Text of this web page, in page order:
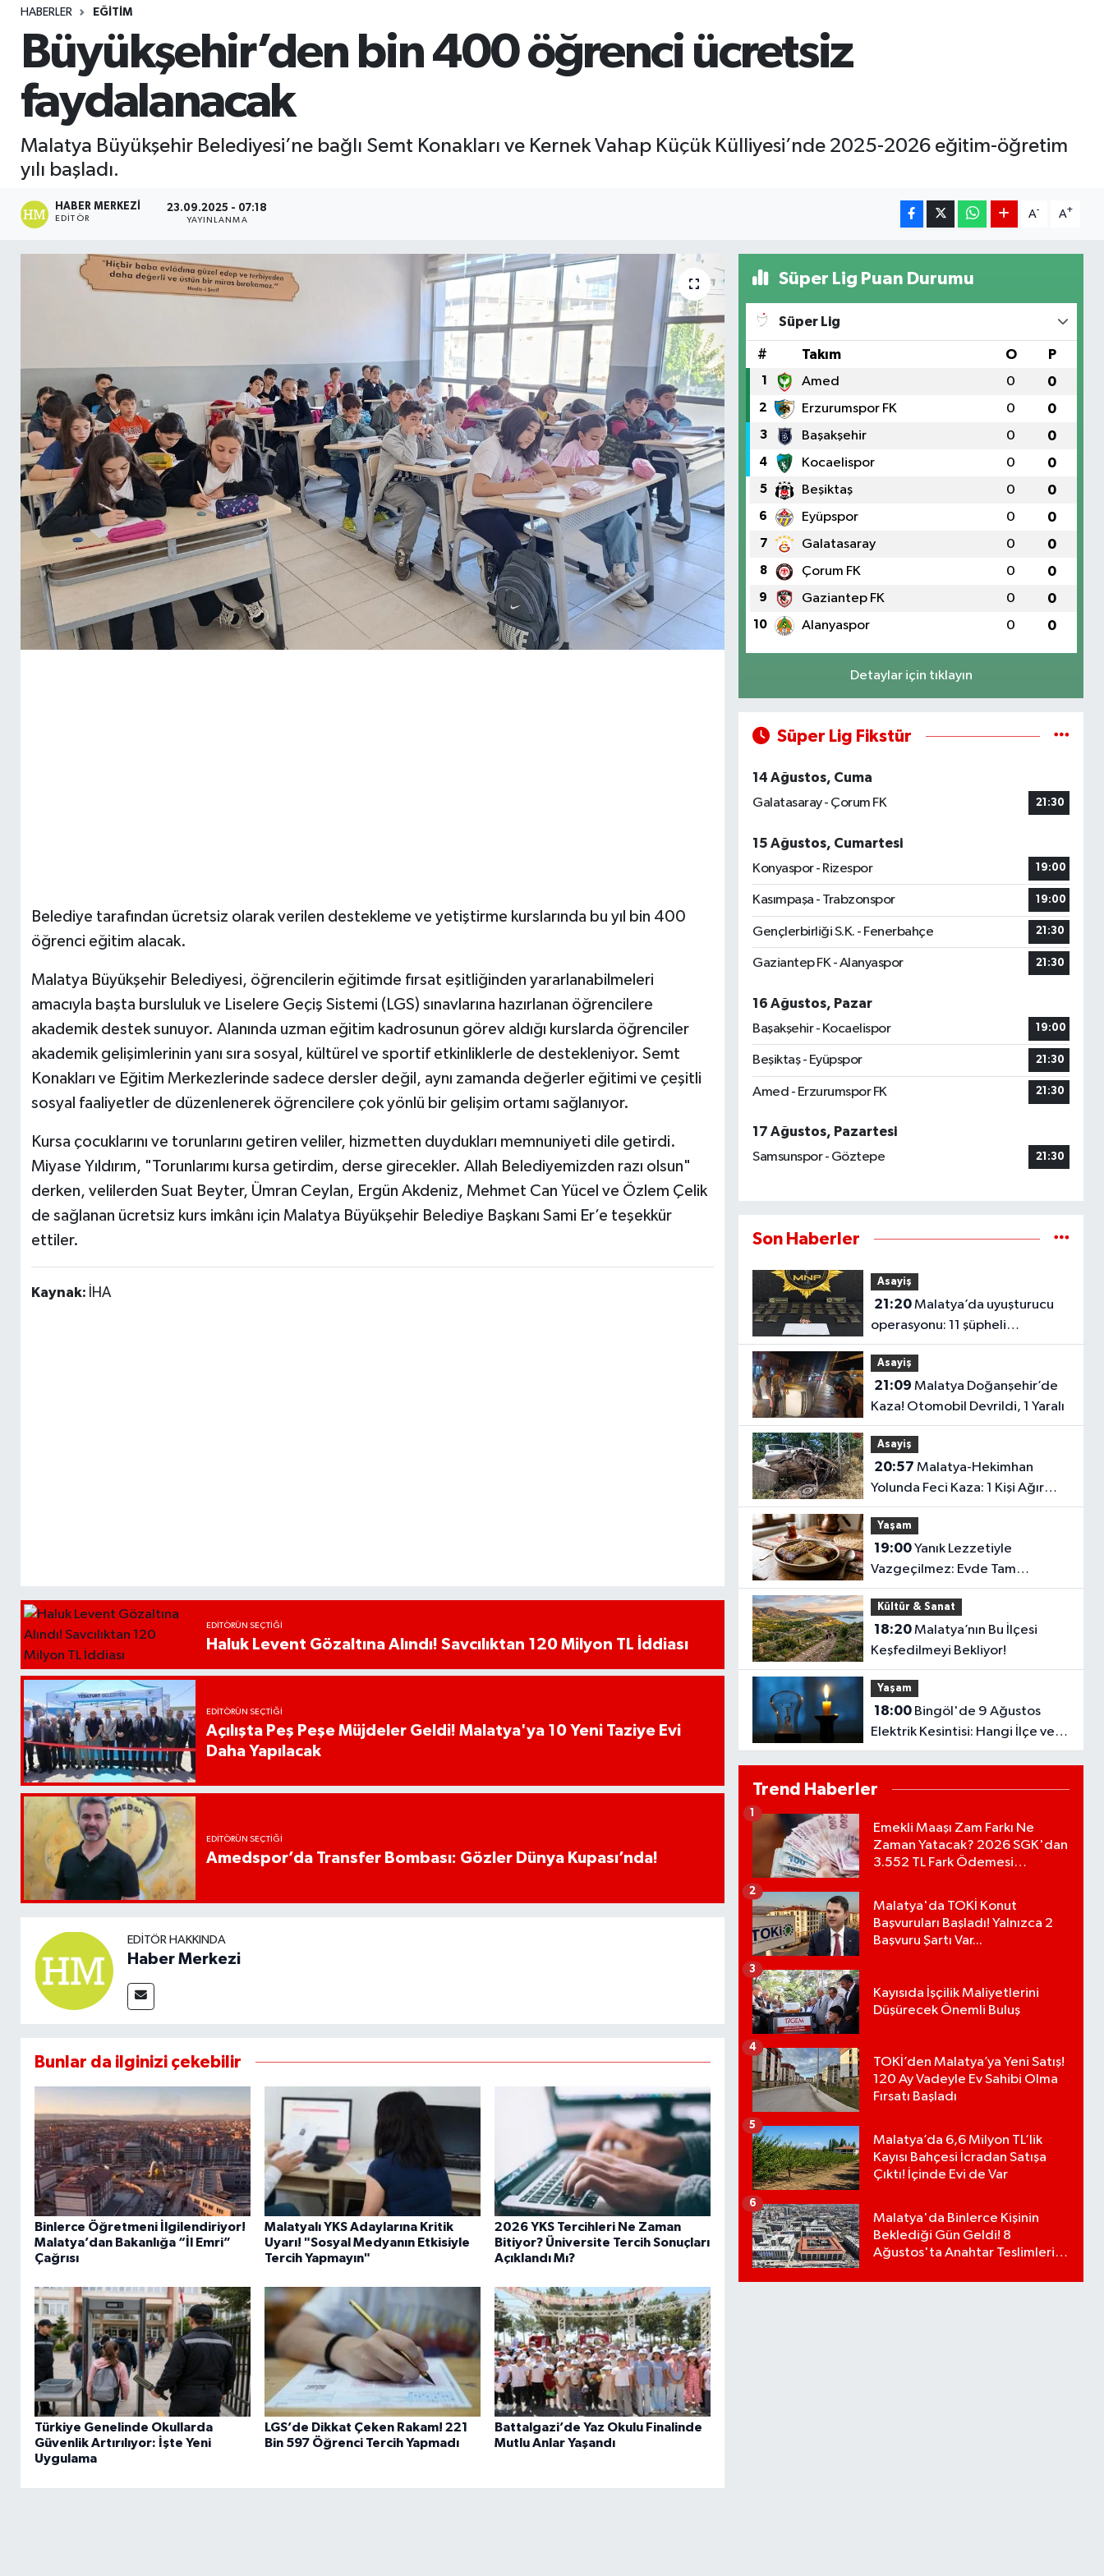
HABERLER EĞITIM
Büyükşehir’den bin 400 öğrenci ücretsiz
faydalanacak
Malatya Büyükşehir Belediyesi’ne bağlı Semt Konakları ve Kernek Vahap Küçük Külliyesi’nde 2025-2026 eğitim-öğretim
yılı başladı.
HABER MERKEZI
EDITÖR
23.09.2025 - 07:18
YAYINLANMA
A- A+
Belediye tarafından ücretsiz olarak verilen destekleme ve yetiştirme kurslarında bu yıl bin 400
öğrenci eğitim alacak.
Malatya Büyükşehir Belediyesi, öğrencilerin eğitimde fırsat eşitliğinden yararlanabilmeleri
amacıyla başta bursluluk ve Liselere Geçiş Sistemi (LGS) sınavlarına hazırlanan öğrencilere
akademik destek sunuyor. Alanında uzman eğitim kadrosunun görev aldığı kurslarda öğrenciler
akademik gelişimlerinin yanı sıra sosyal, kültürel ve sportif etkinliklerle de destekleniyor. Semt
Konakları ve Eğitim Merkezlerinde sadece dersler değil, aynı zamanda değerler eğitimi ve çeşitli
sosyal faaliyetler de düzenlenerek öğrencilere çok yönlü bir gelişim ortamı sağlanıyor.
Kursa çocuklarını ve torunlarını getiren veliler, hizmetten duydukları memnuniyeti dile getirdi.
Miyase Yıldırım, "Torunlarımı kursa getirdim, derse girecekler. Allah Belediyemizden razı olsun"
derken, velilerden Suat Beyter, Ümran Ceylan, Ergün Akdeniz, Mehmet Can Yücel ve Özlem Çelik
de sağlanan ücretsiz kurs imkânı için Malatya Büyükşehir Belediye Başkanı Sami Er’e teşekkür
ettiler.
Kaynak: İHA
EDITÖRÜN SEÇTIĞI
Haluk Levent Gözaltına Alındı! Savcılıktan 120 Milyon TL İddiası
EDITÖRÜN SEÇTIĞI
Açılışta Peş Peşe Müjdeler Geldi! Malatya'ya 10 Yeni Taziye Evi
Daha Yapılacak
EDITÖRÜN SEÇTIĞI
Amedspor’da Transfer Bombası: Gözler Dünya Kupası’nda!
EDITÖR HAKKINDA
Haber Merkezi
Bunlar da ilginizi çekebilir
Binlerce Öğretmeni İlgilendiriyor!
Malatya’dan Bakanlığa “İl Emri”
Çağrısı
Malatyalı YKS Adaylarına Kritik
Uyarı! "Sosyal Medyanın Etkisiyle
Tercih Yapmayın"
2026 YKS Tercihleri Ne Zaman
Bitiyor? Üniversite Tercih Sonuçları
Açıklandı Mı?
Türkiye Genelinde Okullarda
Güvenlik Artırılıyor: İşte Yeni
Uygulama
LGS’de Dikkat Çeken Rakam! 221
Bin 597 Öğrenci Tercih Yapmadı
Battalgazi’de Yaz Okulu Finalinde
Mutlu Anlar Yaşandı
Süper Lig Puan Durumu
Süper Lig
# Takım O P
1 Amed 0 0
2 Erzurumspor FK 0 0
3 Başakşehir 0 0
4 Kocaelispor 0 0
5 Beşiktaş 0 0
6 Eyüpspor 0 0
7 Galatasaray 0 0
8 Çorum FK 0 0
9 Gaziantep FK 0 0
10 Alanyaspor 0 0
Detaylar için tıklayın
Süper Lig Fikstür
14 Ağustos, Cuma
Galatasaray - Çorum FK
21:30
15 Ağustos, Cumartesi
Konyaspor - Rizespor
19:00
Kasımpaşa - Trabzonspor 19:00
Gençlerbirliği S.K. - Fenerbahçe 21:30
Gaziantep FK - Alanyaspor 21:30
16 Ağustos, Pazar
Başakşehir - Kocaelispor
19:00
Beşiktaş - Eyüpspor 21:30
Amed - Erzurumspor FK 21:30
17 Ağustos, Pazartesi
Samsunspor - Göztepe
21:30
Son Haberler
Asayiş
21:20Malatya’da uyuşturucu
operasyonu: 11 şüpheli
tutuklandı
Asayiş
21:09
Kaza! Otomobil Devrildi, 1 Yaralı
Asayiş
20:57
Yolunda Feci Kaza: 1 Kişi Ağır
Yaralandı
Yaşam
19:00Yanık Lezzetiyle
Vazgeçilmez: Evde Tam
Kıvamında Kazandibi Tarifi
Kültür & Sanat
18:20Malatya’nın Bu İlçesi
Keşfedilmeyi Bekliyor!
Yaşam
18:00Bingöl'de 9 Ağustos
Elektrik Kesintisi: Hangi İlçe ve
Köylerde Elektrikler Kesilecek?
Trend Haberler
Emekli Maaşı Zam Farkı Ne
Zaman Yatacak? 2026 SGK'dan
3.552 TL Fark Ödemesi
1
Malatya'da TOKİ Konut
Başvuruları Başladı! Yalnızca 2
Başvuru Şartı Var...
2
Kayısıda İşçilik Maliyetlerini
Düşürecek Önemli Buluş
3
TOKİ’den Malatya’ya Yeni Satış!
120 Ay Vadeyle Ev Sahibi Olma
Fırsatı Başladı
4
Malatya’da 6,6 Milyon TL’lik
Kayısı Bahçesi İcradan Satışa
Çıktı! İçinde Evi de Var
5
Malatya'da Binlerce Kişinin
Beklediği Gün Geldi! 8
Ağustos'ta Anahtar Teslimleri
6
Seri İlan
Siyaset
Spor